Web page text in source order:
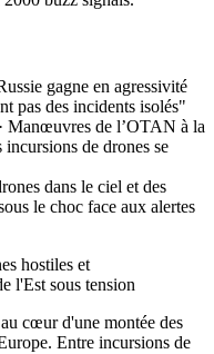
gagne en agressivité
pas des incidents isolés"
· Manœuvres de l’OTAN à la
de drones se
dans le ciel et des
le choc face aux alertes
hostiles et
l'Est sous tension
cœur d'une montée des
Entre incursions de